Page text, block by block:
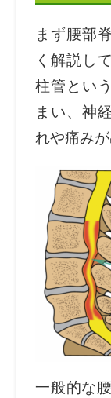
まず腰部
く解説し
柱管とい
まい、神
れや痛み
一般的な